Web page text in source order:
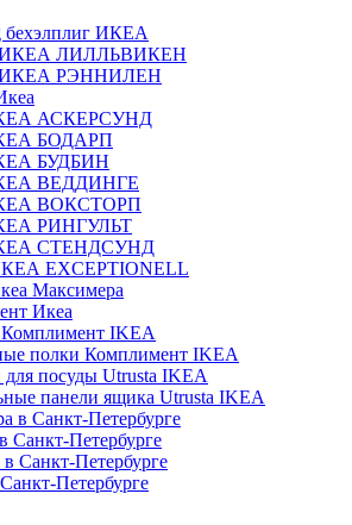
бехэлплиг ИКЕА
ЛИЛЛЬВИКЕН
РЭННИЛЕН
АСКЕРСУНД
БОДАРП
БУДБИН
ВЕДДИНГЕ
ВОКСТОРП
РИНГУЛЬТ
СТЕНДСУНД
EXCEPTIONELL
Максимера
Икеа
IKEA
полки Комплимент IKEA
посуды Utrusta IKEA
панели ящика Utrusta IKEA
Санкт-Петербурге
Петербурге